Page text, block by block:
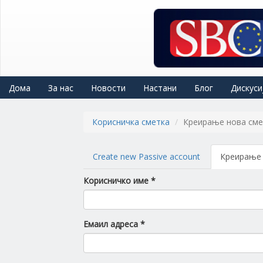
Дома За нас Новости Настани Блог
Корисничка сметка Креирање нова
Primary
Create new Passive account Креирање
Корисничко име *
Емаил адреса *